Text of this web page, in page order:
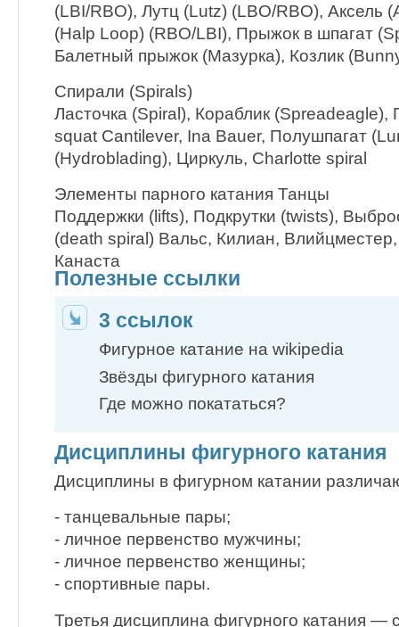
(LBI/RBO), Лутц (Lutz) (LBO/RBO), Аксель
(Halp Loop) (RBO/LBI), Прыжок в шпагат
Балетный прыжок (Мазурка), Козлик
Спирали (Spirals)
Ласточка (Spiral), Кораблик (Spreadeagle),
squat Сantilever, Ina Bauer, Полушпагат
(Hydroblading), Циркуль, Charlotte spiral
Элементы парного катания Танцы
Поддержки (lifts), Подкрутки (twists),
(death spiral) Вальс, Килиан,
Канаста
Полезные ссылки
3 ссылок
Фигурное катание на wikipedia
Звёзды фигурного катания
Где можно покататься?
Дисциплины фигурного катания
Дисциплины в фигурном катании
- танцевальные пары;
- личное первенство мужчины;
- личное первенство женщины;
- спортивные пары.
Третья дисциплина фигурного катания —